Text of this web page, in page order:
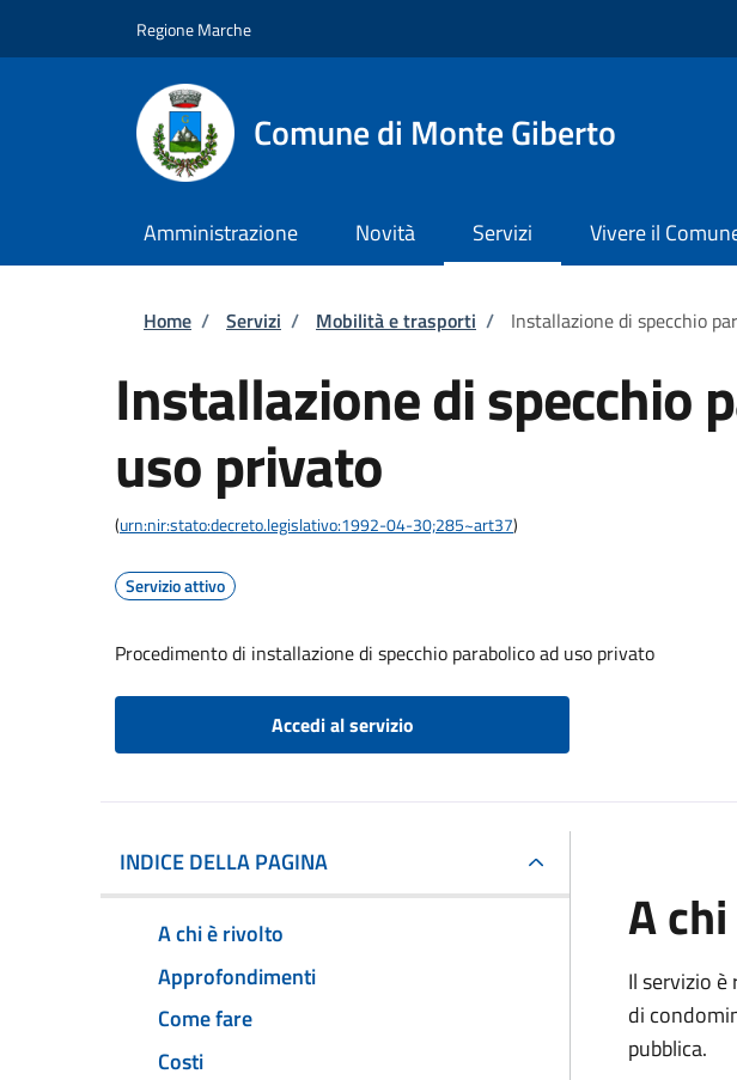
Regione Marche
Comune di Monte Giberto
Amministrazione Novità Servizi Vivere il
Briciole di pane
Home / Servizi / Mobilità e trasporti / Installazione di specchio
Installazione di specchio
uso privato
(urn:nir:stato:decreto.legislativo:1992-04-30;285~art37)
Servizio attivo
Procedimento di installazione di specchio parabolico ad uso privato
Accedi al servizio
INDICE DELLA PAGINA
A chi è rivolto
Approfondimenti
Come fare
Costi
A
Il servizio
di
pubblica.